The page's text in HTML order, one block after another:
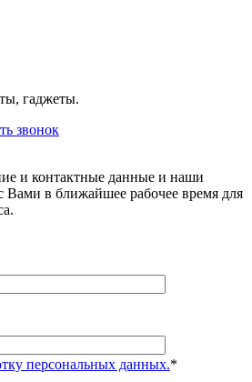
гаджеты.
звонок
и контактные данные и наши
Вами в ближайшее рабочее время для
персональных данных.*